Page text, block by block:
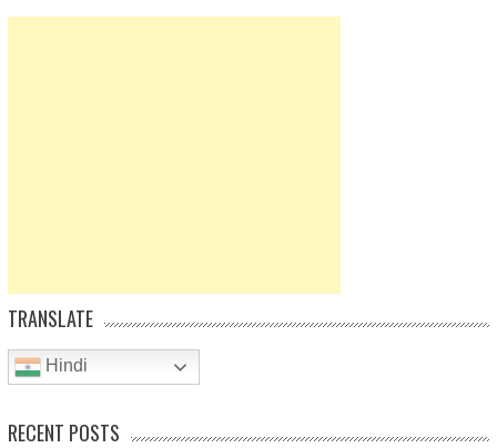
TRANSLATE
Hindi
RECENT POSTS